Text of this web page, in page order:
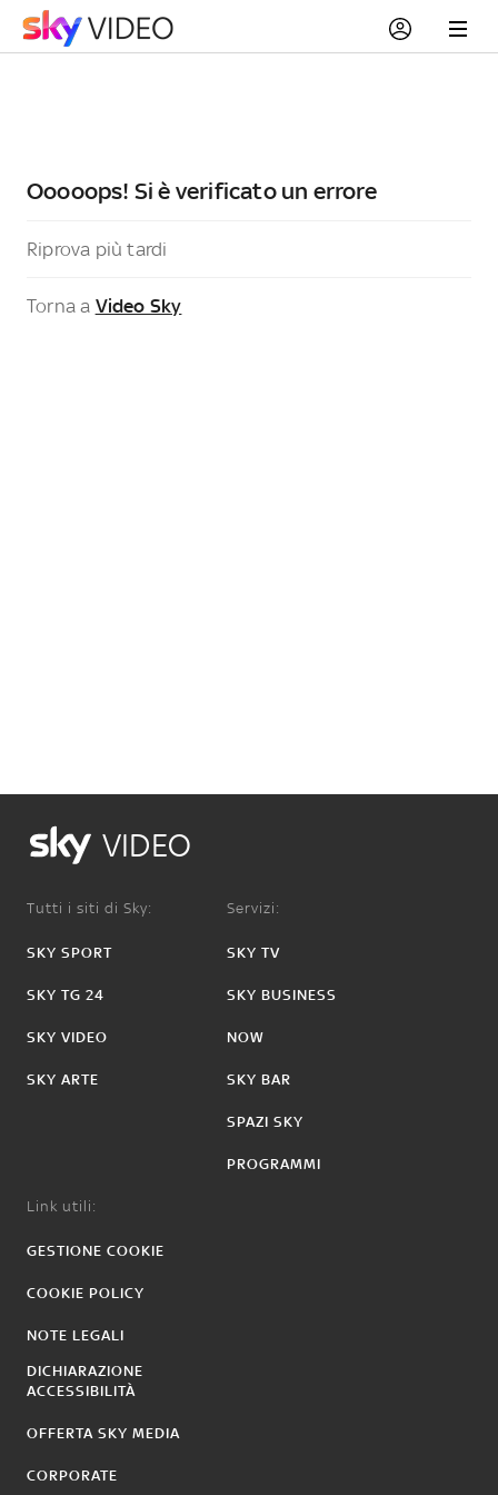
Ooooops! Si è verificato un errore
Riprova più tardi
Torna a Video Sky
VIDEO
Tutti i siti di Sky:
SKY SPORT
SKY TG 24
SKY VIDEO
SKY ARTE
Servizi:
SKY TV
SKY BUSINESS
NOW
SKY BAR
SPAZI SKY
PROGRAMMI
Link utili:
GESTIONE COOKIE
COOKIE POLICY
NOTE LEGALI
DICHIARAZIONE
ACCESSIBILITÀ
OFFERTA SKY MEDIA
CORPORATE